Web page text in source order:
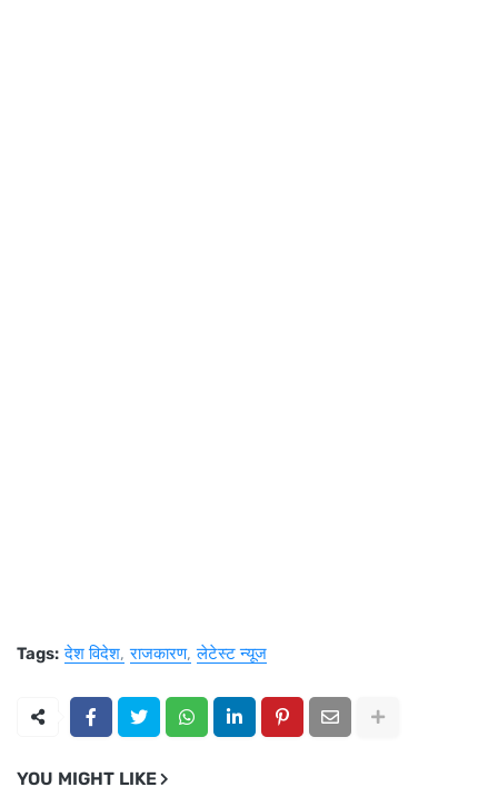
Tags: देश विदेश राजकारण लेटेस्ट न्यूज
YOU MIGHT LIKE